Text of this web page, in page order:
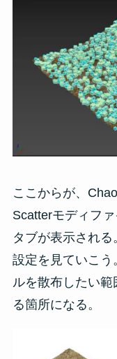
ここからが、
Scatterモディフ
タブが表示され
設定を見ていこ
ルを散布したい
る箇所になる。